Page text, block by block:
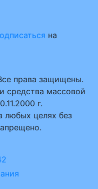
на
права защищены.
средства массовой
г.
любых целях без